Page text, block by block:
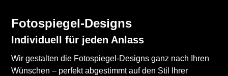
Fotospiegel-Designs
Individuell für jeden Anlass
Wir gestalten die Fotospiegel-Designs ganz nach Ihren
Wünschen – perfekt abgestimmt auf den Stil Ihrer